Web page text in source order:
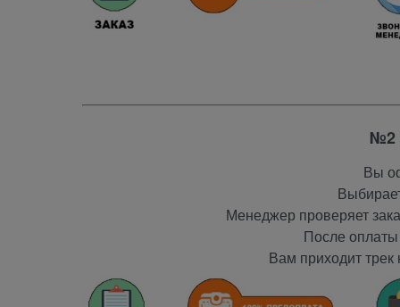
№2
Вы
Менеджер проверяет
После
Вам приходит